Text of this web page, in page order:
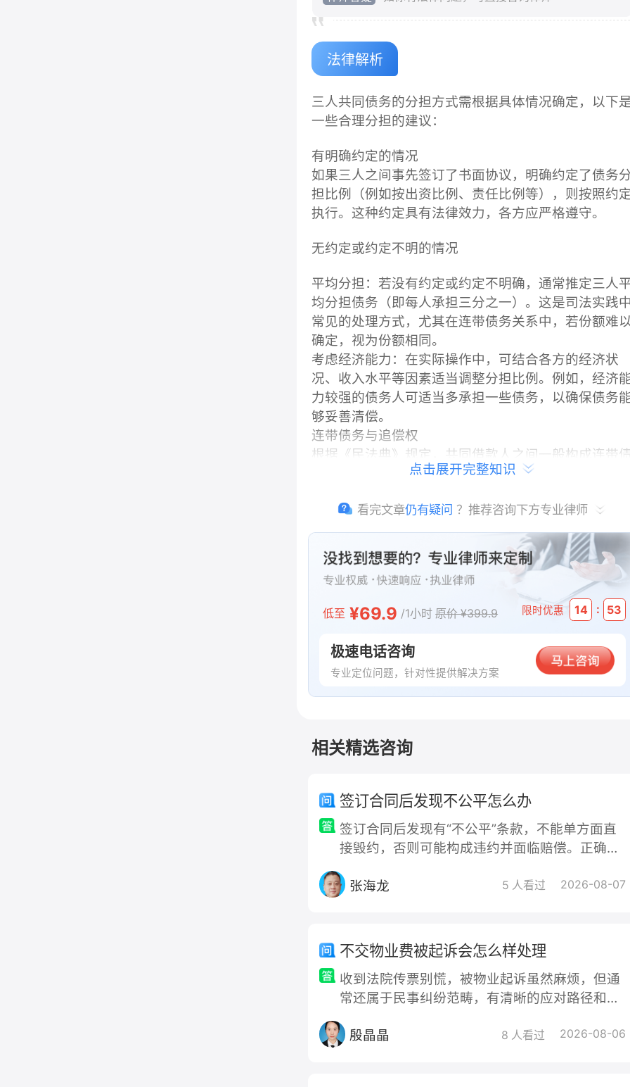
法律解析
点击展开完整知识
三人共同债务的分担方式需根据具体情况确定，以下
一些合理分担的建议：
有明确约定的情况
如果三人之间事先签订了书面协议，明确约定了债务
担比例（例如按出资比例、责任比例等），则按照约定
执行。这种约定具有法律效力，各方应严格遵守。
无约定或约定不明的情况
平均分担：若没有约定或约定不明确，通常推定三人
均分担债务（即每人承担三分之一）。这是司法实践中
常见的处理方式，尤其在连带债务关系中，若份额难
确定，视为份额相同。
考虑经济能力：在实际操作中，可结合各方的经济状
况、收入水平等因素适当调整分担比例。例如，经济
力较强的债务人可适当多承担一些债务，以确保债务
够妥善清偿。
连带债务与追偿权
根据《民法典》规定，共同借款人之间一般构成连带债
务。债权人有权要求任何一人或多人偿还全部债务，偿
偿还全部债务后，可向其他两人追偿各自应承担的部
分。
特殊情况的处理
若债务因某人的主要过错导致，法院可能根据过错程度
合理调整分担比例。
外责任，具体需通过协商或法律途径解决。
建议：为避免纠纷，建议三人尽早协商并签订书面协
议，明确债务分担方式。若已产生纠纷，可通过诉讼
中华人民共和国民法典
本文版权归原作者所有，内容仅代表作者本人观点，不代表法
临平台的立场。如有任何疑问或需要删除请通过
联系我们。
时咨询律师，获取专业解答。
看完文章仍有疑问 ？推荐咨询下方专业律师
低至 ¥69.9 /1小时 原价 ¥399.9 限时优惠 14 : 52
极速电话咨询
专业定位问题，针对性提供解决方案
相关精选咨询
签订合同后发现不公平怎么办
签订合同后发现有“不公平”条款，不能单方面直
接毁约，否则可能构成违约并面临赔偿。正确的
具体情形采取不同的法律应对策略。一、评估“不
张海龙 5 人看过 2026-08-07
不交物业费被起诉会怎么样处理
收到法院传票别慌，被物业起诉虽然麻烦，但通
常还属于民事纠纷范畴，有清晰的应对路径和挽
本增加：法院大概率会判你支付拖欠的物业费，
殷晶晶 8 人看过 2026-08-06